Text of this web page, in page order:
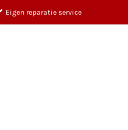
Eigen reparatie service